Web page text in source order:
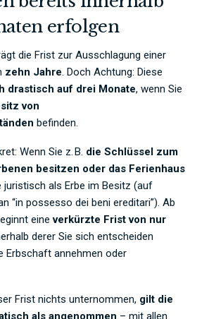
erfolgen
die Frist zur Ausschlagung einer
zehn Jahre . Doch Achtung: Diese
drastisch auf drei Monate, wenn Sie
von
befinden.
Wenn Sie z. B. die Schlüssel zum
besitzen oder das Ferienhaus
juristisch als Erbe im Besitz (auf
“in possesso dei beni ereditari”). Ab
eineverkürzte Frist von nur
derer Sie sich entscheiden
Erbschaft annehmen oder
Frist nichts unternommen, gilt die
als angenommen – mit allen